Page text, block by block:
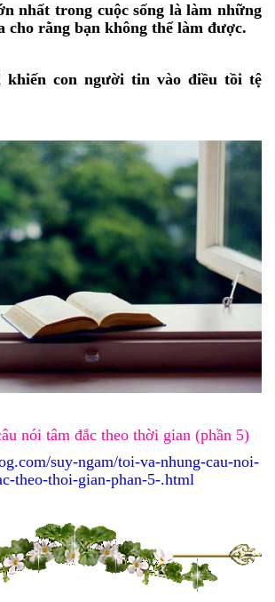
nhất trong cuộc sống là làm những
cho rằng bạn không thể làm được.
khiến con người tin vào điều tồi tệ
nói tâm đắc theo thời gian (phần 5)
suy-ngam/toi-va-nhung-cau-noi-
theo-thoi-gian-phan-5-.html